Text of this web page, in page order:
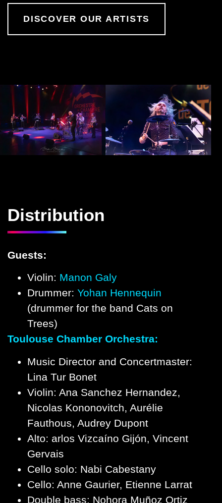
DISCOVER OUR ARTISTS
Distribution
Guests:
Violin: Manon Galy
Drummer: Yohan Hennequin
(drummer for the band Cats on
Trees)
Toulouse Chamber Orchestra:
Music Director and Concertmaster:
Lina Tur Bonet
Violin: Ana Sanchez Hernandez,
Nicolas Kononovitch, Aurélie
Fauthous, Audrey Dupont
Alto: arlos Vizcaíno Gijón, Vincent
Gervais
Cello solo: Nabi Cabestany
Cello: Anne Gaurier, Etienne Larrat
Double bass: Nohora Muñoz Ortiz